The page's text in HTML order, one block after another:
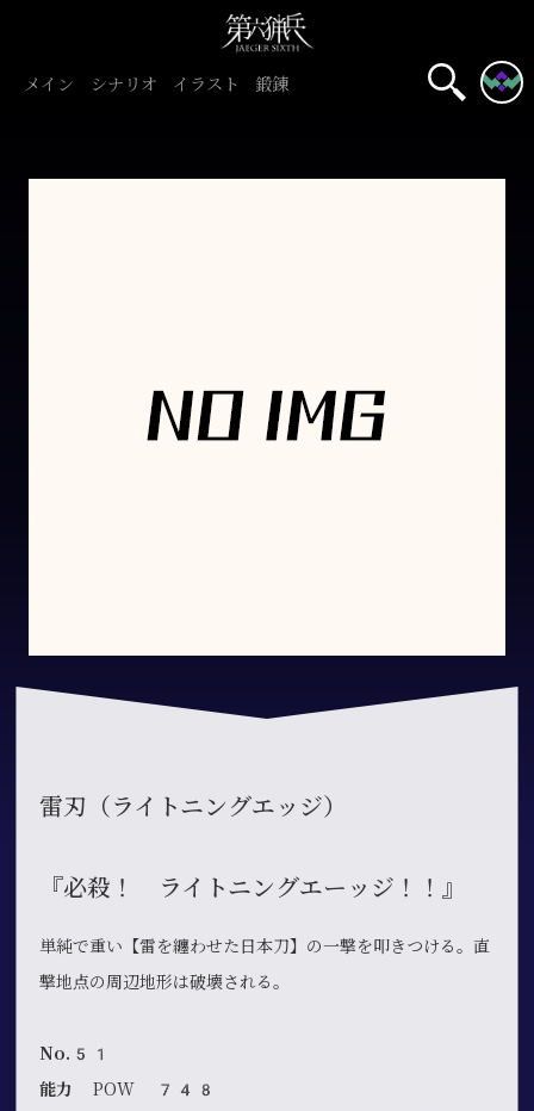
メイン シナリオ イラスト 鍛錬
雷刃（ライトニングエッジ）
『必殺！ ライトニングエーッジ！！』
単純で重い【雷を纏わせた日本刀】の一撃を叩きつける。直
撃地点の周辺地形は破壊される。
No.51
能力POW 748